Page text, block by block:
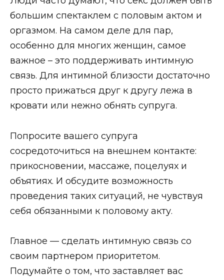
большим спектаклем с половым актом и
оргазмом. На самом деле для пар,
особенно для многих женщин, самое
важное – это поддерживать интимную
связь. Для интимной близости достаточно
просто прижаться друг к другу лежа в
кровати или нежно обнять супруга.
Попросите вашего супруга
сосредоточиться на внешнем контакте:
прикосновении, массаже, поцелуях и
объятиях. И обсудите возможность
проведения таких ситуаций, не чувствуя
себя обязанными к половому акту.
Главное — сделать интимную связь со
своим партнером приоритетом.
Подумайте о том, что заставляет вас